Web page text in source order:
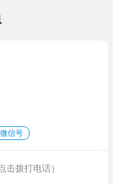
信号
击拨打电话）